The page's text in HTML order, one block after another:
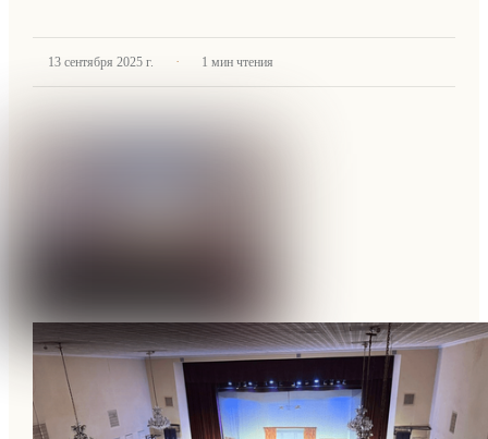
13 сентября 2025 г. · 1 мин чтения